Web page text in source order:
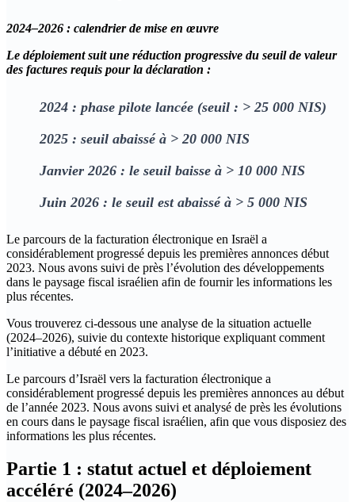
2024–2026 : calendrier de mise en œuvre
Le déploiement suit une réduction progressive du seuil de valeur
des factures requis pour la déclaration :
2024 : phase pilote lancée (seuil : > 25 000 NIS)
2025 : seuil abaissé à > 20 000 NIS
Janvier 2026 : le seuil baisse à > 10 000 NIS
Juin 2026 : le seuil est abaissé à > 5 000 NIS
Le parcours de la facturation électronique en Israël a
considérablement progressé depuis les premières annonces début
2023. Nous avons suivi de près l’évolution des développements
dans le paysage fiscal israélien afin de fournir les informations les
plus récentes.
Vous trouverez ci-dessous une analyse de la situation actuelle
(2024–2026), suivie du contexte historique expliquant comment
l’initiative a débuté en 2023.
Le parcours d’Israël vers la facturation électronique a
considérablement progressé depuis les premières annonces au début
de l’année 2023. Nous avons suivi et analysé de près les évolutions
en cours dans le paysage fiscal israélien, afin que vous disposiez des
informations les plus récentes.
Partie 1 : statut actuel et déploiement
accéléré (2024–2026)